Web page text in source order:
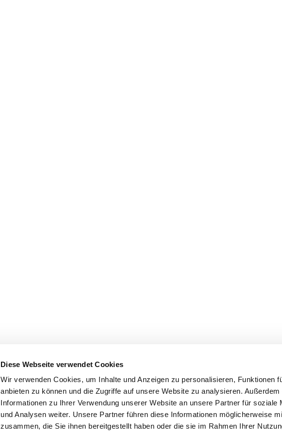
Diese Webseite verwendet Cookies
Wir verwenden Cookies, um Inhalte und Anzeigen zu personalisieren, Funktionen
anbieten zu können und die Zugriffe auf unsere Website zu analysieren. Außerdem
Informationen zu Ihrer Verwendung unserer Website an unsere Partner für soziale
und Analysen weiter. Unsere Partner führen diese Informationen möglicherweise
zusammen, die Sie ihnen bereitgestellt haben oder die sie im Rahmen Ihrer